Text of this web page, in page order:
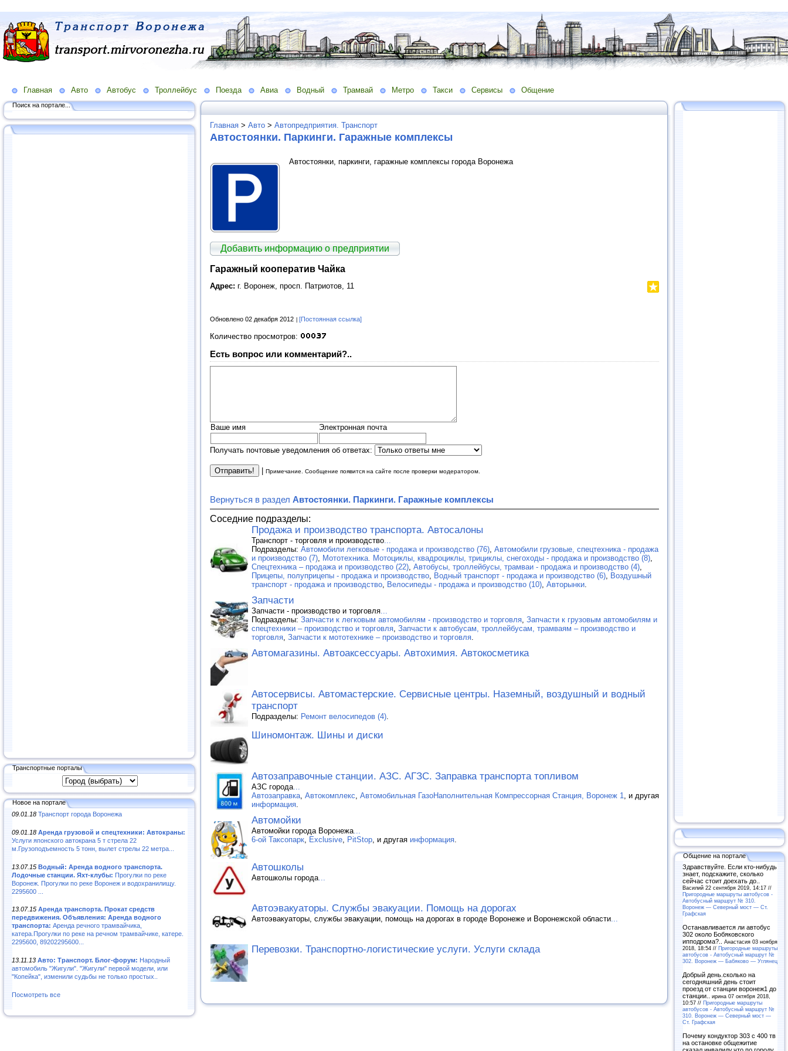
Главная Авто Автобус Троллейбус Поезда Авиа Водный Трамвай Метро Такси Сервисы Общение
Поиск на портале...
Транспортные порталы
Новое на портале
09.01.18 Транспорт города Воронежа
09.01.18 Аренда грузовой и спецтехники: Автокраны:
Услуги японского автокрана 5 т стрела 22
м.Грузоподъемность 5 тонн, вылет стрелы 22 метра...
13.07.15 Водный: Аренда водного транспорта.
Лодочные станции. Яхт-клубы: Прогулки по реке
Воронеж. Прогулки по реке Воронеж и водохранилищу.
2295600 ...
13.07.15 Аренда транспорта. Прокат средств
передвижения. Объявления: Аренда водного
транспорта: Аренда речного трамвайчика,
катера.Прогулки по реке на речном трамвайчике, катере.
2295600, 89202295600...
13.11.13 Авто: Транспорт. Блог-форум: Народный
автомобиль "Жигули". "Жигули" первой модели, или
"Копейка", изменили судьбы не только простых..
Посмотреть все
Главная > Авто > Автопредприятия. Транспорт
Автостоянки. Паркинги. Гаражные комплексы
Автостоянки, паркинги, гаражные комплексы города Воронежа
Добавить информацию о предприятии
Гаражный кооператив Чайка
Адрес: г. Воронеж, просп. Патриотов, 11
Обновлено 02 декабря 2012 [Постоянная ссылка]
Количество просмотров:
Есть вопрос или комментарий?..
Ваше имя Электронная почта
Получать почтовые уведомления об ответах:
Примечание. Сообщение появится на сайте после проверки модератором.
Вернуться в раздел Автостоянки. Паркинги. Гаражные комплексы
Соседние подразделы:
Продажа и производство транспорта. Автосалоны
Транспорт - торговля и производство
Подразделы: Автомобили легковые - продажа и производство (76) Автомобили грузовые, спецтехника - продажа
и производство (7) Мототехника. Мотоциклы, квадроциклы, трициклы, снегоходы - продажа и производство (8)
Спецтехника – продажа и производство (22) Автобусы, троллейбусы, трамваи - продажа и производство (4)
Прицепы, полуприцепы - продажа и производство Водный транспорт - продажа и производство (6) Воздушный
транспорт - продажа и производство Велосипеды - продажа и производство (10) Авторынки
Запчасти
Запчасти - производство и торговля
Подразделы: Запчасти к легковым автомобилям - производство и торговля Запчасти к грузовым автомобилям и
спецтехники – производство и торговля Запчасти к автобусам, троллейбусам, трамваям – производство и
торговля Запчасти к мототехнике – производство и торговля
Автомагазины. Автоаксессуары. Автохимия. Автокосметика
Автосервисы. Автомастерские. Сервисные центры. Наземный, воздушный и водный
транспорт
Подразделы: Ремонт велосипедов (4)
Шиномонтаж. Шины и диски
Автозаправочные станции. АЗС. АГЗС. Заправка транспорта топливом
АЗС города
Автозаправка Автокомплекс Автомобильная ГазоНаполнительная Компрессорная Станция, Воронеж 1
, и другая
информация
Автомойки
Автомойки города Воронежа
6-ой Таксопарк Exclusive PitStop , и другая информация
Автошколы
Автошколы города
Автоэвакуаторы. Службы эвакуации. Помощь на дорогах
Автоэвакуаторы, службы эвакуации, помощь на дорогах в городе Воронеже и Воронежской области
Перевозки. Транспортно-логистические услуги. Услуги склада
Общение на портале
Здравствуйте. Если кто-нибудь
знает, подскажите, сколько
сейчас стоит доехать до..
Василий 22 сентября 2019, 14:17 //
Пригородные маршруты автобусов -
Автобусный маршрут № 310.
Воронеж — Северный мост — Ст.
Графская
Останавливается ли автобус
302 около Бобяковского
ипподрома?.. Анастасия 03 ноября
2018, 18:54 // Пригородные маршруты
автобусов - Автобусный маршрут №
302. Воронеж — Бабяково — Углянец
Добрый день.сколько на
сегодняшний день стоит
проезд от станции воронеж1 до
станции.. ирина 07 октября 2018,
10:57 // Пригородные маршруты
автобусов - Автобусный маршрут №
310. Воронеж — Северный мост —
Ст. Графская
Почему кондуктор 303 с 400 тв
на остановке общежитие